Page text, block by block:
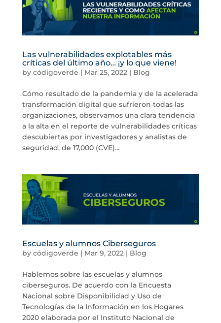
Las vulnerabilidades explotables más
críticas del último año… ¡y lo que viene!
by códigoverde | Mar 25, 2022| Blog
Cómo resultado de la pandemia y de la acelerada
transformación digital que sufrieron todas las
organizaciones, observamos una clara tendencia
a la alta en el reporte de vulnerabilidades críticas
descubiertas por investigadores y analistas de
seguridad, de 17,000 (CVE)...
Escuelas y alumnos Ciberseguros
by códigoverde | Mar 9, 2022| Blog
Hablemos sobre las escuelas y alumnos
ciberseguros. De acuerdo con la Encuesta
Nacional sobre Disponibilidad y Uso de
Tecnologías de la Información en los Hogares
2020 elaborada por el Instituto Nacional de